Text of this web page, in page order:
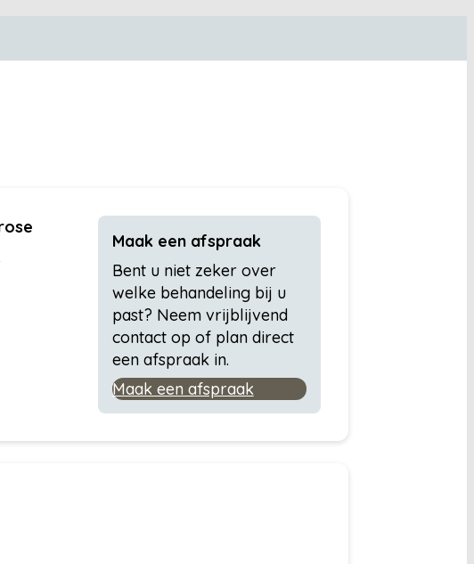
Maak een afspraak
Bent u niet zeker over
welke behandeling bij u
past? Neem vrijblijvend
contact op of plan direct
een afspraak in.
Maak een afspraak